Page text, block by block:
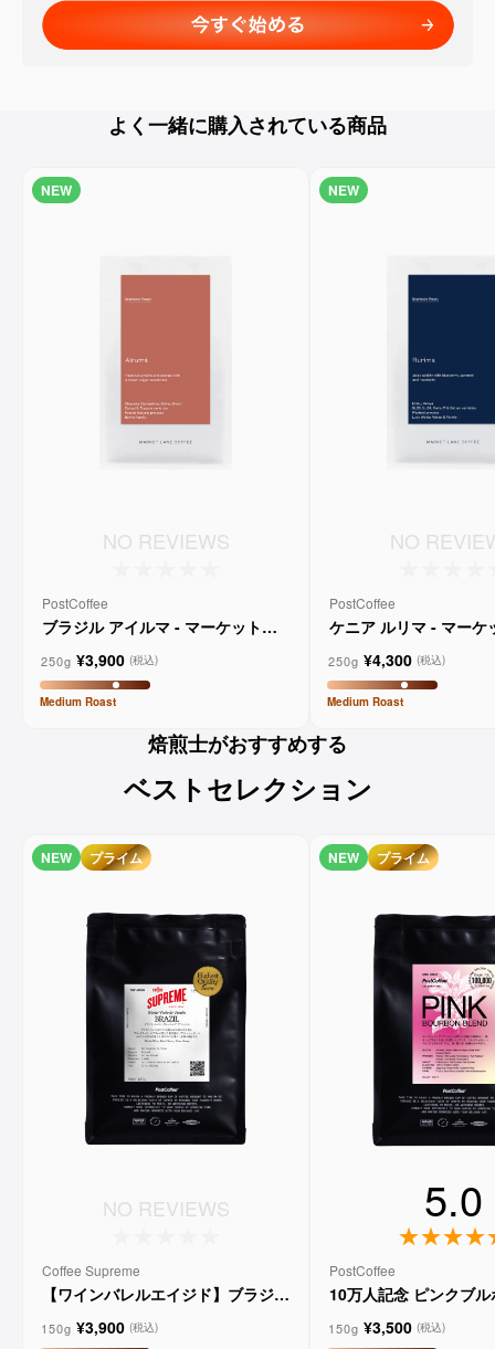
よく一緒に購入されている商品
NEW
NO REVIEWS
PostCoffee
ブラジル アイルマ - マーケットレ
250g ¥3,900 (税込)
Medium Roast
NEW
NO
PostCoffee
ケニア ルリマ - マーケ
250g ¥4,300 (税込)
Medium Roast
焙煎士がおすすめする
ベストセレクション
NEW プライム
NO REVIEWS
Coffee Supreme
【ワインバレルエイジド】ブラジル
ョ
150g ¥3,900 (税込)
NEW プライム
5.0
PostCoffee
10万人記念 ピンクブ
150g ¥3,500 (税込)